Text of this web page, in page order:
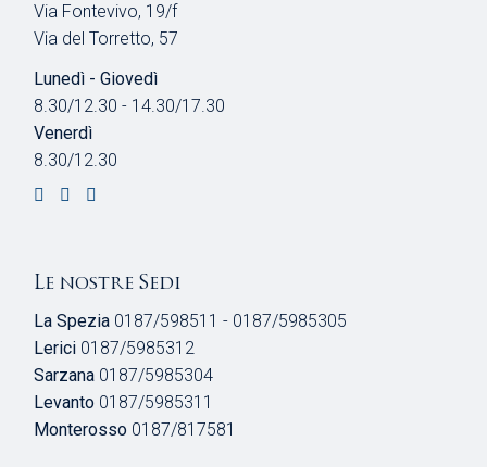
Via Fontevivo, 19/f
Via del Torretto, 57
Lunedì - Giovedì
8.30/12.30 - 14.30/17.30
Venerdì
8.30/12.30
Le nostre Sedi
La Spezia 0187/598511 - 0187/5985305
Lerici 0187/5985312
Sarzana 0187/5985304
Levanto 0187/5985311
Monterosso 0187/817581